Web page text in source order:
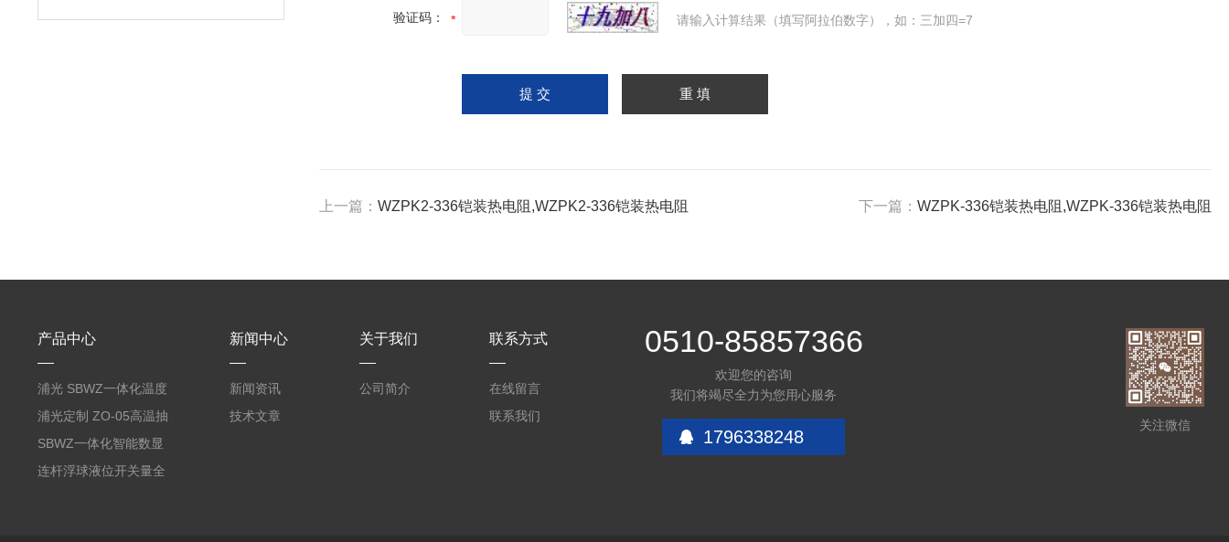
验证码： 请输入计算结果（填写阿拉伯数字），如：三加四=7
上一篇：WZPK2-336铠装热电阻,WZPK2-336铠装热电阻 下一篇： WZPK-336铠装热电阻,WZPK-336铠装热电阻
产品中心
浦光 SBWZ一体化温度
变送器传感器 防爆热电
阻PT100 数显远传4-
20mA2
浦光定制 ZO-05高温抽
气式氧化锆分析仪 防爆
耐腐蚀检测仪
SBWZ一体化智能数显
温度变送器传感器防爆
连杆浮球液位开关量全
新闻中心
新闻资讯
技术文章
关于我们
公司简介
联系方式
在线留言
联系我们
0510-85857366
欢迎您的咨询
我们将竭尽全力为您用心服务
1796338248
关注微信